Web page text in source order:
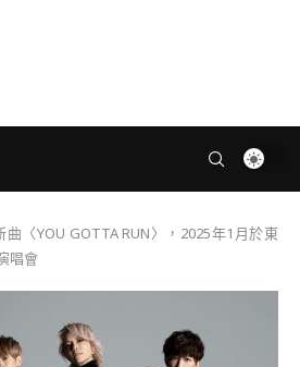
曲〈YOU GOTTA RUN〉，2025年1月於東
唱會